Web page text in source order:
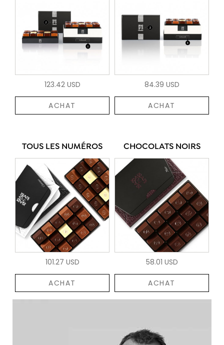
123.42 USD
ACHAT
84.39 USD
ACHAT
TOUS LES NUMÉROS
101.27 USD
ACHAT
CHOCOLATS NOIRS
58.01 USD
ACHAT